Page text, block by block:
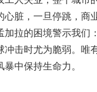
心脏，一旦停跳，商
加拉的困境警示我们
冲击时尤为脆弱。唯
中保持生命力。